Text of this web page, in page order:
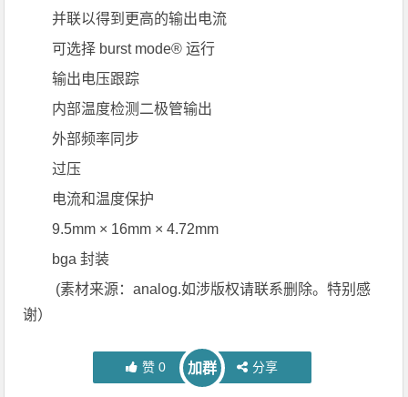
并联以得到更高的输出电流
可选择 burst mode® 运行
输出电压跟踪
内部温度检测二极管输出
外部频率同步
过压
电流和温度保护
9.5mm × 16mm × 4.72mm
bga 封装
(素材来源：analog.如涉版权请联系删除。特别感
谢）
赞 0 加群 分享